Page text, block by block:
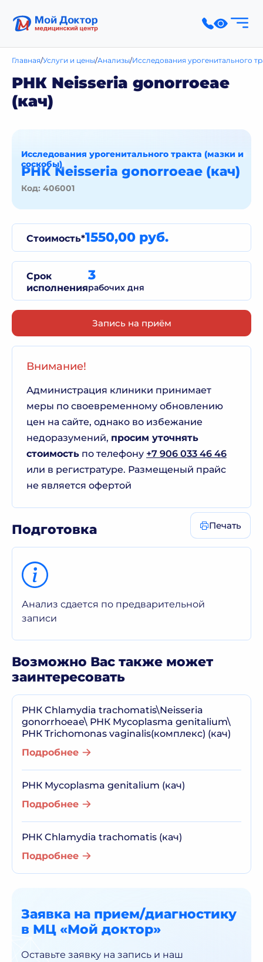
Главная Услуги и цены Анализы Исследования урогенитального
РНК Neisseria gonorroeae
(кач)
РНК Neisseria gonorroeae (кач)
Код: 406001
Исследования урогенитального тракта (мазки и
соскобы)
Стоимость*1550,00 руб.
Срок
исполнения
3
рабочих дня
Запись на приём
Внимание!
Администрация клиники принимает
меры по своевременному обновлению
цен на сайте, однако во избежание
недоразумений, просим уточнять
стоимость по телефону +7 906 033 46 46
или в регистратуре. Размещеный прайс
не является офертой
Подготовка Печать
Анализ сдается по предварительной
записи
Возможно Вас также может
заинтересовать
РНК Chlamydia trachomatis\Neisseria
gonorrhoeae\ РНК Mycoplasma genitalium\
РНК Trichomonas vaginalis(комплекс) (кач)
Подробнее
РНК Mycoplasma genitalium (кач)
Подробнее
РНК Chlamydia trachomatis (кач)
Подробнее
Заявка на прием/диагностику
в МЦ «Мой доктор»
Оставьте заявку на запись и наш